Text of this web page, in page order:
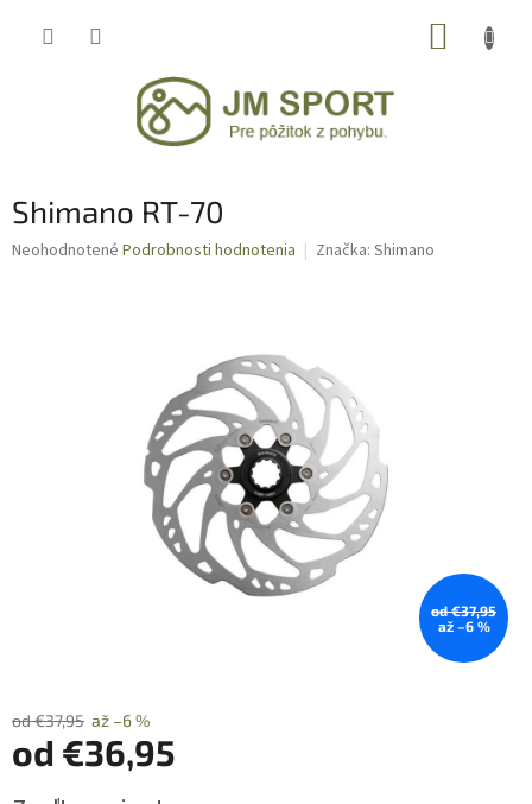
Shimano RT-70
Priemerné
Neohodnotené Podrobnosti hodnotenia Značka: Shimano
od €37,95
až –6 %
od €37,95 až –6 %
od €36,95